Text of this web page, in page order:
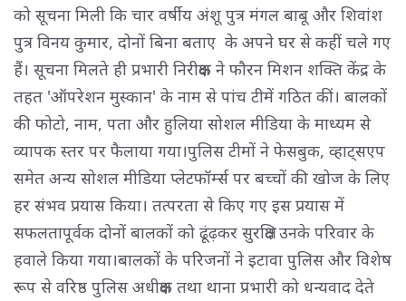
को सूचना मिली कि चार वर्षीय अंशू पुत्र मंगल बाबू और शिवांश
पुत्र विनय कुमार, दोनों बिना बताए के अपने घर से कहीं चले गए
हैं। सूचना मिलते ही प्रभारी निरीक्षक ने फौरन मिशन शक्ति केंद्र के
तहत 'ऑपरेशन मुस्कान' के नाम से पांच टीमें गठित कीं। बालकों
की फोटो, नाम, पता और हुलिया सोशल मीडिया के माध्यम से
व्यापक स्तर पर फैलाया गया।पुलिस टीमों ने फेसबुक, व्हाट्सएप
समेत अन्य सोशल मीडिया प्लेटफॉर्म्स पर बच्चों की खोज के लिए
हर संभव प्रयास किया। तत्परता से किए गए इस प्रयास में
सफलतापूर्वक दोनों बालकों को ढूंढ़कर सुरक्षित उनके परिवार के
हवाले किया गया।बालकों के परिजनों ने इटावा पुलिस और विशेष
रूप से वरिष्ठ पुलिस अधीक्षक तथा थाना प्रभारी को धन्यवाद देते